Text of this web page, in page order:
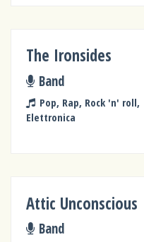
The Ironsides
Band
Pop, Rap, Rock 'n' roll,
Elettronica
Attic Unconscious
Band